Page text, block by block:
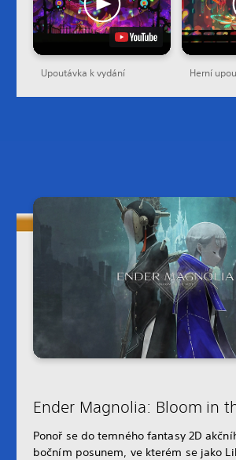
Upoutávka k vydání Herní
Ender Magnolia: Bloom in
Ponoř se do temného fantasy 2D
bočním posunem, ve kterém se jako